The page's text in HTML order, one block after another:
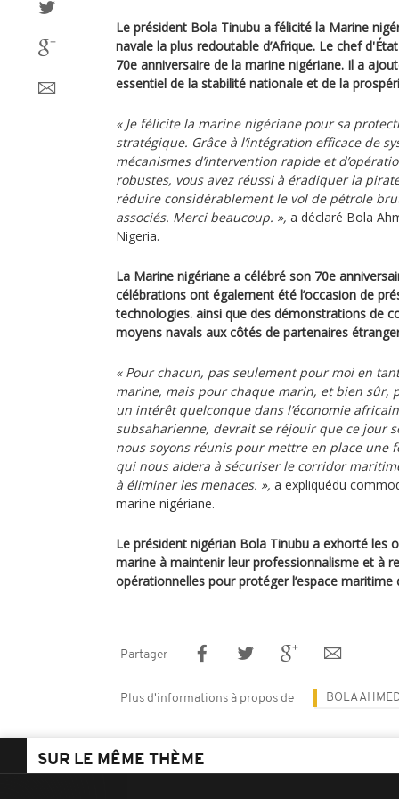
Le président Bola Tinubu a félicité la Marine
navale la plus redoutable d’Afrique. Le chef
70e anniversaire de la marine nigériane. Il a
essentiel de la stabilité nationale et de la
« Je félicite la marine nigériane pour sa
stratégique. Grâce à l’intégration efficace de
mécanismes d’intervention rapide et
robustes, vous avez réussi à éradiquer la
réduire considérablement le vol de pétrole
associés. Merci beaucoup. », a déclaré Bola
Nigeria.
La Marine nigériane a célébré son 70e
célébrations ont également été l’occasion de
technologies. ainsi que des démonstrations de
moyens navals aux côtés de partenaires
« Pour chacun, pas seulement pour moi en
marine, mais pour chaque marin, et bien sûr,
un intérêt quelconque dans l’économie
subsaharienne, devrait se réjouir que ce jour
nous soyons réunis pour mettre en place une
qui nous aidera à sécuriser le corridor
à éliminer les menaces. », a expliquédu
marine nigériane.
Le président nigérian Bola Tinubu a exhorté les
marine à maintenir leur professionnalisme et à
opérationnelles pour protéger l’espace maritime
Partager
Plus d'informations à propos de BOLA
SUR LE MÊME THÈME